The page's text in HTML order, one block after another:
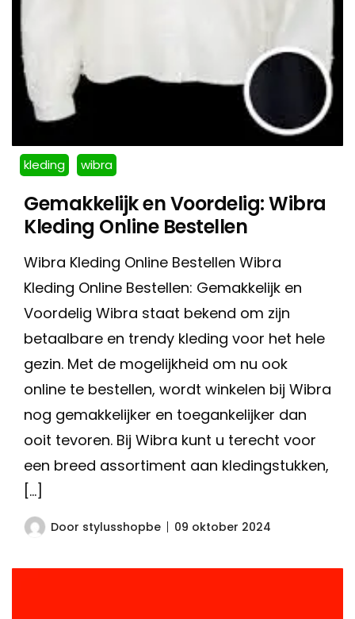
kleding wibra
Gemakkelijk en Voordelig: Wibra
Kleding Online Bestellen
Wibra Kleding Online Bestellen Wibra
Kleding Online Bestellen: Gemakkelijk en
Voordelig Wibra staat bekend om zijn
betaalbare en trendy kleding voor het hele
gezin. Met de mogelijkheid om nu ook
online te bestellen, wordt winkelen bij Wibra
nog gemakkelijker en toegankelijker dan
ooit tevoren. Bij Wibra kunt u terecht voor
een breed assortiment aan kledingstukken,
[…]
Door stylusshopbe 09 oktober 2024